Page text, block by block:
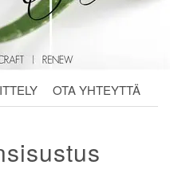
OTA YHTEYTTÄ